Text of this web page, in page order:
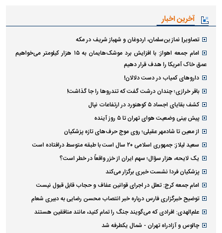
آخرین اخبار
تصاویر| نماز بن‌سلمان، اردوغان و شهباز شریف در مکه
امام‌ جمعه اهواز: با افزایش برد موشک‌هایمان به ۱۵ هزار کیلومتر می‌خواهیم
عمق خاک آمریکا را هدف قرار دهیم
داروهای کمیاب در دست دلالان!
باقر خرازی؛ چندان درشت گفت که تندروها را جا گذاشت!
کشف بقایای اجساد ۵ کوهنورد در ارتفاعات نپال
پیش بینی وضعیت هوای تهران تا ۵ روز آینده
از معین تا شادمهر عقیلی؛ روی موج حرف‌های تازه پزشکیان
سعید لیلاز: جمهوری اسلامی ۲۰ سال است با طبقه متوسط درافتاده است
یک لایحه، هزار سؤال؛ سهم ایران از خزر واقعاً در خطر است؟
پزشکیان فردا نشست خبری برگزار می‌کند
امام جمعه کرج: تعلل در اجرای قوانین عفاف و حجاب قابل قبول نیست
توضیح خبرگزاری فارس درباره خبر انتصاب محسن رضایی به دبیری شعام
علم‌الهدی: افرادی که می‌گویند جنگ را تمام کنید، مانند منافقین هستند
چالوس و آزادراه تهران - شمال یکطرفه شد